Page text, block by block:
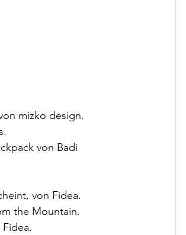
mizko design.
von Badi
von Fidea.
the Mountain.